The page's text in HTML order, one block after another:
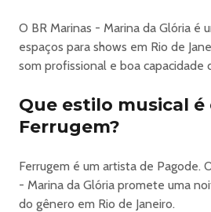
O BR Marinas - Marina da Glória é
espaços para shows em Rio de
som profissional e boa capacidade
Que estilo musical é
Ferrugem?
Ferrugem é um artista de Pagode.
- Marina da Glória promete uma
do gênero em Rio de Janeiro.